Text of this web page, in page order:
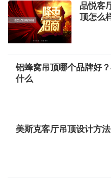
品悦客
顶怎么
铝蜂窝吊顶哪个品牌好
什么
美斯克客厅吊顶设计方